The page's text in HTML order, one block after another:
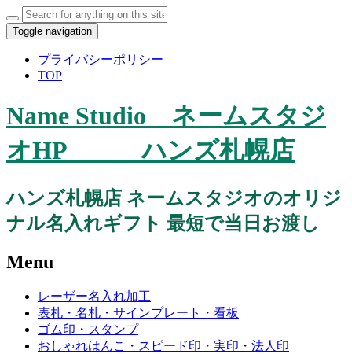
Search
for:
Toggle navigation
プライバシーポリシー
TOP
Name Studio ネームスタジ
オHP ハンズ札幌店
ハンズ札幌店 ネームスタジオのオリジ
ナル名入れギフト 最短で当日お渡し
Menu
Skip
content
レーザー名入れ加工
表札・名札・サインプレート・看板
ゴム印・スタンプ
おしゃれはんこ・スピード印・実印・法人印